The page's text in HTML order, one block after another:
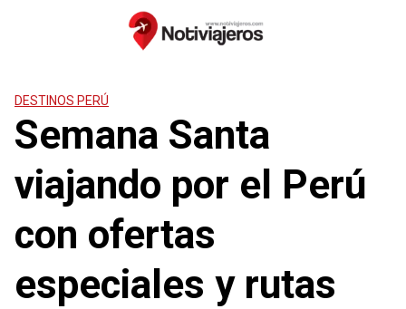
DESTINOS PERÚ
Semana Santa
viajando por el Perú
con ofertas
especiales y rutas